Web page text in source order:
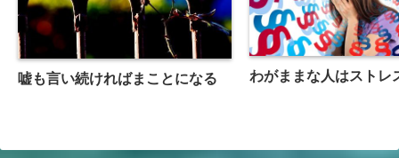
嘘も言い続ければまことになる わがままな人はストレ